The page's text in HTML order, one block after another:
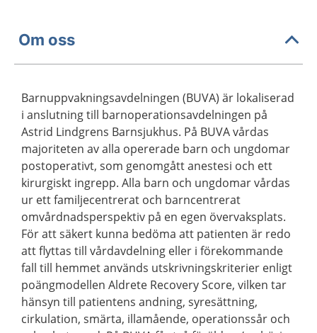
Om oss
Barnuppvakningsavdelningen (BUVA) är lokaliserad
i anslutning till barnoperationsavdelningen på
Astrid Lindgrens Barnsjukhus. På BUVA vårdas
majoriteten av alla opererade barn och ungdomar
postoperativt, som genomgått anestesi och ett
kirurgiskt ingrepp. Alla barn och ungdomar vårdas
ur ett familjecentrerat och barncentrerat
omvårdnadsperspektiv på en egen övervaksplats.
För att säkert kunna bedöma att patienten är redo
att flyttas till vårdavdelning eller i förekommande
fall till hemmet används utskrivningskriterier enligt
poängmodellen Aldrete Recovery Score, vilken tar
hänsyn till patientens andning, syresättning,
cirkulation, smärta, illamående, operationssår och